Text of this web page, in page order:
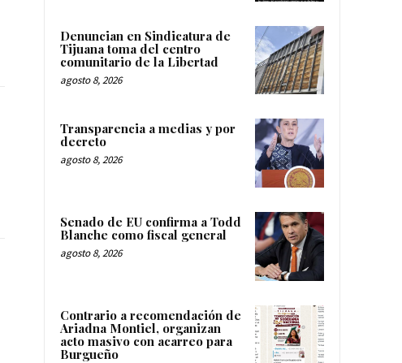
Denuncian en Sindicatura de
Tijuana toma del centro
comunitario de la Libertad
agosto 8, 2026
Transparencia a medias y por
decreto
agosto 8, 2026
Senado de EU confirma a Todd
Blanche como fiscal general
agosto 8, 2026
Contrario a recomendación de
Ariadna Montiel, organizan
acto masivo con acarreo para
Burgueño